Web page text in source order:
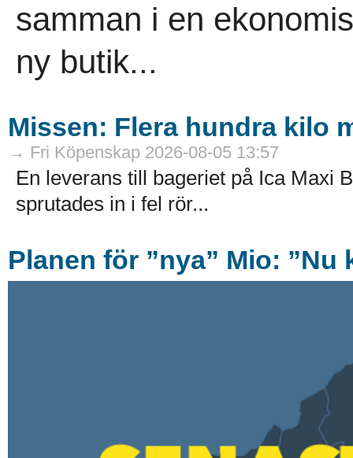
samman i en
ny butik...
Missen: Flera hundra kilo
→ Fri Köpenskap 2026-08-05 13:57
En leverans till bageriet på Ica Maxi
sprutades in i fel rör...
Planen för ”nya” Mio: